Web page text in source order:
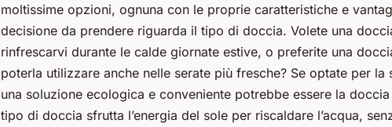
moltissime opzioni, ognuna con le proprie caratteristiche e
decisione da prendere riguarda il tipo di doccia. Volete una
rinfrescarvi durante le calde giornate estive, o preferite una
poterla utilizzare anche nelle serate più fresche? Se optate per la
una soluzione ecologica e conveniente potrebbe essere la
tipo di doccia sfrutta l’energia del sole per riscaldare l’acqua,